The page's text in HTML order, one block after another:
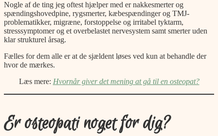
Nogle af de ting jeg oftest hjælper med er nakkesmerter og
spændingshovedpine, rygsmerter, kæbespændinger og TMJ-
problematikker, migræne, forstoppelse og irritabel tyktarm,
stresssymptomer og et overbelastet nervesystem samt smerter uden
klar strukturel årsag.
Fælles for dem alle er at de sjældent løses ved kun at behandle der
hvor de mærkes.
Læs mere: Hvornår giver det mening at gå til en osteopat?
Er osteopati noget for dig?